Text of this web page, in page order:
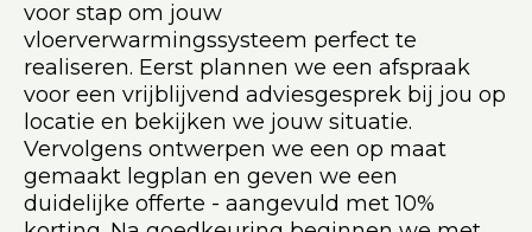
voor stap om jouw
vloerverwarmingssysteem perfect te
realiseren. Eerst plannen we een afspraak
voor een vrijblijvend adviesgesprek bij jou op
locatie en bekijken we jouw situatie.
Vervolgens ontwerpen we een op maat
gemaakt legplan en geven we een
duidelijke offerte - aangevuld met 10%